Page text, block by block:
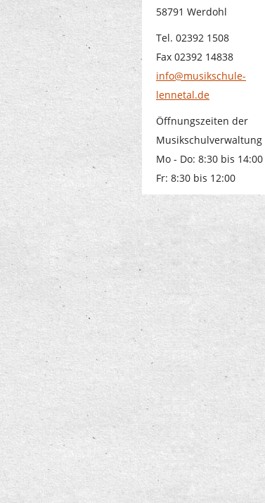
58791 Werdohl
Tel. 02392 1508
Fax 02392 14838
info@musikschule-
lennetal.de
Öffnungszeiten der
Musikschulverwaltung
Mo - Do: 8:30 bis 14:00
Fr: 8:30 bis 12:00